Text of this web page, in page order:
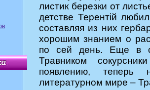
листик березки от
детстве Терентiй
составляя из них
хорошим знанием о
по сей день. Еще в
Травником
появлению, теперь
литературном мире –